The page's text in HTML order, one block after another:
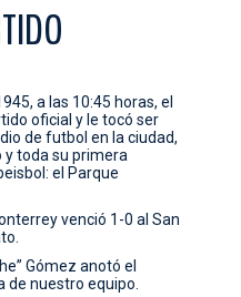
a las 10:45 horas, el
oficial y le tocó ser
de futbol en la ciudad,
y toda su primera
el Parque
venció 1-0 al San
Gómez anotó el
de nuestro equipo.